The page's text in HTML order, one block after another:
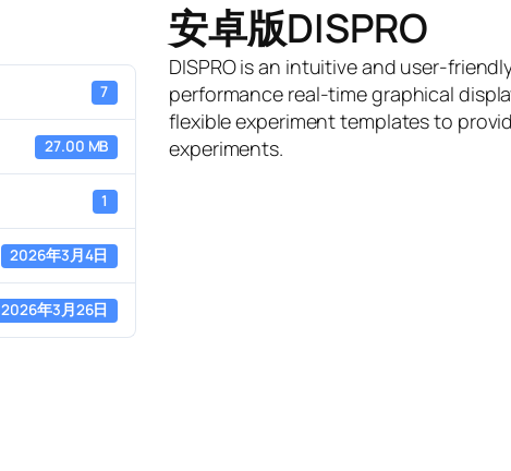
7
27.00 MB
1
2026年3月4日
2026年3月26日
安卓版DISPRO
DISPRO is an intuitive and user-
performance real-time graphical
flexible experiment templates to
experiments.